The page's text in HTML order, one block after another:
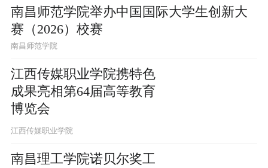
南昌师范学院举办中国国际大学生创新大
赛（2026）校赛
南昌师范学院
江西传媒职业学院携特色
成果亮相第64届高等教育
博览会
江西传媒职业学院
南昌理工学院诺贝尔奖工